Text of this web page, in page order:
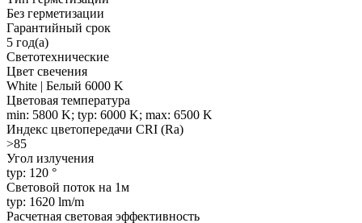
Без герметизации
Гарантийный срок
5 год(а)
Светотехнические
Цвет свечения
White | Белый 6000 K
Цветовая температура
min: 5800 K; typ: 6000 K; max: 6500 K
Индекс цветопередачи CRI (Ra)
>85
Угол излучения
typ: 120 °
Световой поток на 1м
typ: 1620 lm/m
Расчетная световая эффективность